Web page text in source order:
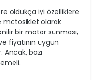
oldukça iyi özelliklere
motosiklet olarak
bir motor sunması,
fiyatının uygun
Ancak, bazı